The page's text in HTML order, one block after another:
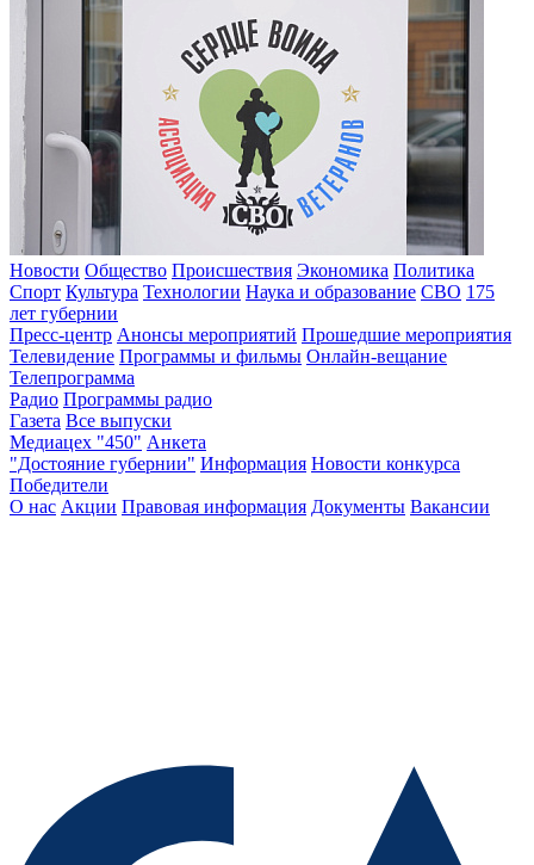
Новости Общество Происшествия Экономика Политика
Спорт Культура Технологии Наука и образование СВО 175
лет губернии
Пресс-центр Анонсы мероприятий Прошедшие мероприятия
Телевидение Программы и фильмы Онлайн-вещание
Телепрограмма
Радио Программы радио
Газета Все выпуски
Медиацех "450" Анкета
"Достояние губернии" Информация Новости конкурса
Победители
О нас Акции Правовая информация Документы Вакансии